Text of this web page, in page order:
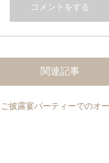
関連記事
ご披露宴パーティーでのオ